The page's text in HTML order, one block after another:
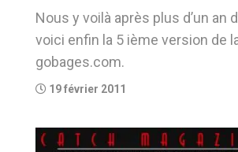
Nous y voilà après plus d’un an
voici enfin la 5 ième version de
gobages.com.
19 février 2011